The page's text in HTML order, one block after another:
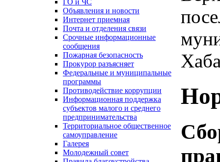
ГО и ЧС
Объявления и новости
Интернет приемная
Почта и отделения связи
Срочные информационные
сообщения
Пожарная безопасность
Прокурор разъясняет
Федеральные и муниципальные
программы
Противодействие коррупции
Информационная поддержка
субъектов малого и среднего
предпринимательства
Территориальное общественное
самоуправление
Галерея
Молодежный совет